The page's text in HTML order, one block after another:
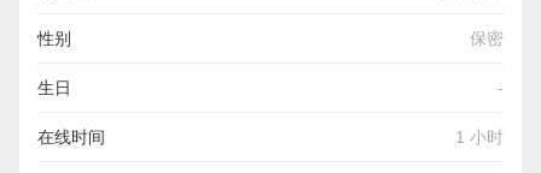
性别 保密
生日 -
在线时间 1 小时